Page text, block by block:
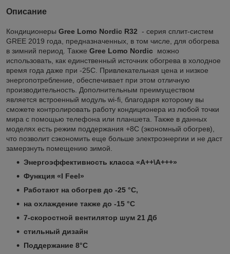
Описание
Кондиционеры Gree Lomo Nordic R32 - серия сплит-систем
GREE 2019 года, предназначенных, в том числе, для обогрева
в зимний период. Также Gree Lomo Nordic можно
использовать, как единственный источник обогрева в холодное
время года даже при -25С. Привлекательная цена и низкое
энергопотребление, обеспечивает при этом отличную
производительность. Дополнительным преимуществом
является встроенный модуль wi-fi, благодаря которому вы
сможете контролировать работу кондиционера из любой точки
мира с помощью телефона или планшета. Также в данных
моделях есть режим поддержания +8С (экономный обогрев),
что позволит сэкономить еще больше электроэнергии и не даст
замерзнуть помещению зимой.
Энергоэффективность класса «А++\A+++»
Функция «I Feel»
Работают на обогрев до -25 °С,
на охлаждение также до -15 °С
7-скоростной вентилятор шум 21 Дб
стильный дизайн
Поддержание 8°С